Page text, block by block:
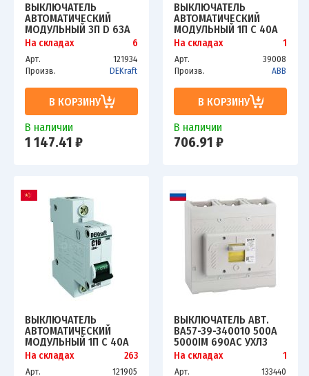
ВЫКЛЮЧАТЕЛЬ
АВТОМАТИЧЕСКИЙ
МОДУЛЬНЫЙ 3П D 63А
4.5КА ВА-101 SCHE
11132DEK
На складах 6
Арт.
121934
Произв.
DEKraft
В КОРЗИНУ
В наличии
1 147.41 ₽
ВЫКЛЮЧАТЕЛЬ
АВТОМАТИЧЕСКИЙ
МОДУЛЬНЫЙ 1П C 40А
6КА S201 C40 ABB
2CDS251001R0404
На складах 1
Арт.
39008
Произв.
ABB
В КОРЗИНУ
В наличии
706.91 ₽
ВЫКЛЮЧАТЕЛЬ
АВТОМАТИЧЕСКИЙ
МОДУЛЬНЫЙ 1П C 40А
4.5КА ВА-101 SCHE
11058DEK
На складах 263
Арт.
121905
ВЫКЛЮЧАТЕЛЬ АВТ.
ВА57-39-340010 500А
5000IM 690AC УХЛ3
КЭАЗ 109885
На складах 1
Арт.
133440